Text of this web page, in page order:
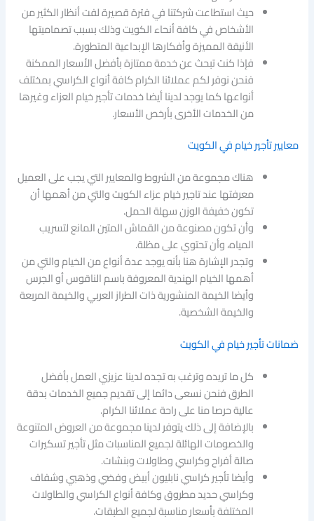
حيث استطاعت شركتنا في فترة قصيرة لفت أنظار الكثير من
الأشخاص في كافة أنحاء الكويت وذلك بسبب تصماميتها
الأنيقة المميزة وأفكارها الإبداعية المتطورة.
فإذا كنت تبحث عن خدمة ممتازة بأفضل الأسعار الممكنة
فنحن نوفر لكم عملائنا الكرام كافة أنواع الكراسي بمختلف
أنواعها كما يوجد لدينا أيضا خدمات تأجير خيام العزاء وغيرها
من الخدمات الأخرى بأرخص الأسعار.
معايير تأجير خيام في الكويت
هناك مجموعة من الشروط والمعايير التي يجب على العميل
معرفتها عند تاجير خيام عزاء الكويت والتي من أهمها أن
تكون خفيفة الوزن سهلة الحمل.
وأن تكون مصنوعة من القماش المتين المانع لتسريب
المياه، وأن تحتوي على مظلة.
وتجدر الإشارة هنا بأنه يوجد عدة أنواع من الخيام والتي من
أهمها الخيام الهندية المعروفة باسم الناقوس أو الجرس
وأيضا الخيمة المنشورية ذات الطراز العربي والخيمة المربعة
والخيمة الشخصية.
ضمانات تأجير خيام في الكويت
كل ما تريده وترغب به تجده لدينا عزيزي العمل بأفضل
الطرق فنحن نسعى دائما إلى تقديم جميع الخدمات بدقة
عالية حرصا منا على راحة عملائنا الكرام.
بالإضافة إلى ذلك يتوفر لدينا مجموعة من العروض المتنوعة
والخصومات الهائلة لجميع المناسبات مثل تأجير تسكيرات
صالة أفراح وكراسي وطاولات وبنشات.
وأيضا تأجير كراسي نابليون أبيض وفضي وذهبي وشفاف
وكراسي حديد مطروق وكافة أنواع الكراسي والطاولات
المختلفة بأسعار مناسبة لجميع الطبقات.